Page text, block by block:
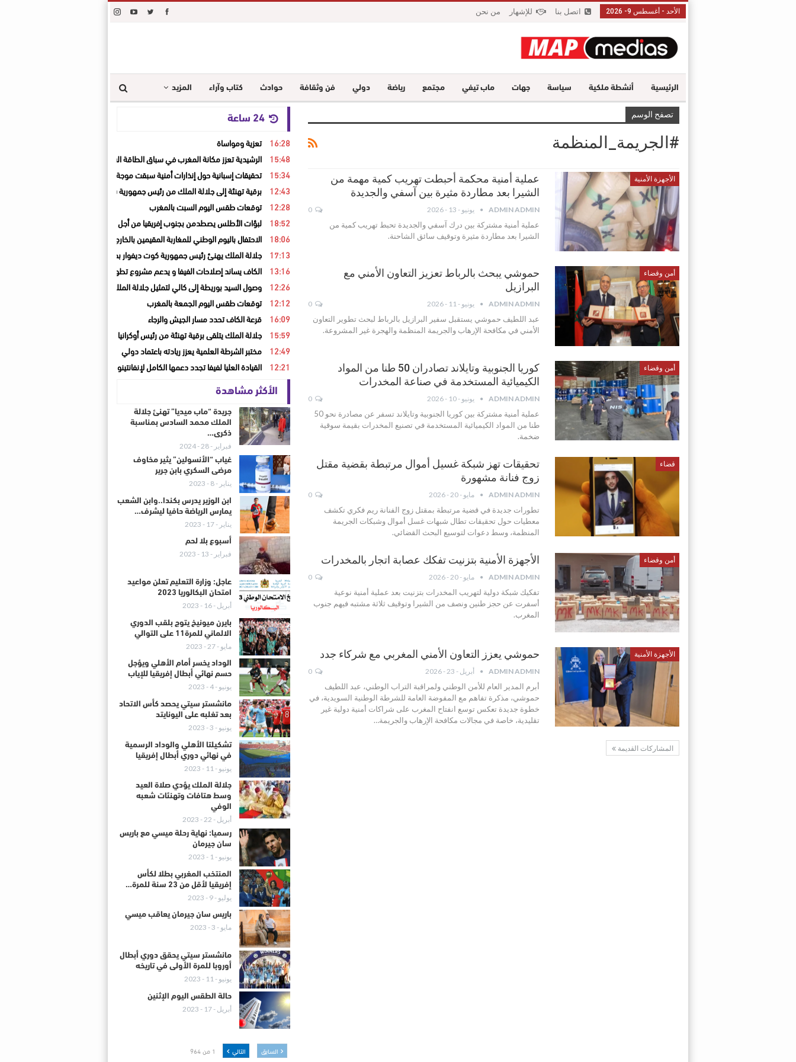
الأحد - أغسطس 9- 2026 اتصل بنا للإشهار من نحن
الرئيسية أنشطة ملكية سياسة جهات ماب تيفي مجتمع رياضة دولي فن وثقافة حوادث كتاب وآراء المزيد
تصفح الوسم
#الجريمة_المنظمة
الأجهزة الأمنية
عملية أمنية محكمة أحبطت تهريب كمية مهمة من
الشيرا بعد مطاردة مثيرة بين آسفي والجديدة
ADMIN ADMIN يونيو - 13 - 2026
عملية أمنية مشتركة بين درك آسفي والجديدة تحبط تهريب كمية من
الشيرا بعد مطاردة مثيرة وتوقيف سائق الشاحنة.
أمن وقضاء
حموشي يبحث بالرباط تعزيز التعاون الأمني مع
البرازيل
ADMIN ADMIN يونيو - 11 - 2026
عبد اللطيف حموشي يستقبل سفير البرازيل بالرباط لبحث تطوير التعاون
الأمني في مكافحة الإرهاب والجريمة المنظمة والهجرة غير المشروعة.
أمن وقضاء
كوريا الجنوبية وتايلاند تصادران 50 طنا من المواد
الكيميائية المستخدمة في صناعة المخدرات
ADMIN ADMIN يونيو - 10 - 2026
عملية أمنية مشتركة بين كوريا الجنوبية وتايلاند تسفر عن مصادرة نحو 50
طنا من المواد الكيميائية المستخدمة في تصنيع المخدرات بقيمة سوقية
ضخمة.
قضاء
تحقيقات تهز شبكة غسيل أموال مرتبطة بقضية مقتل
زوج فنانة مشهورة
ADMIN ADMIN مايو - 20 - 2026
تطورات جديدة في قضية مرتبطة بمقتل زوج الفنانة ريم فكري تكشف
معطيات حول تحقيقات تطال شبهات غسل أموال وشبكات الجريمة
المنظمة، وسط دعوات لتوسيع البحث القضائي.
أمن وقضاء الأجهزة الأمنية بتزنيت تفكك عصابة اتجار بالمخدرات
ADMIN ADMIN مايو - 20 - 2026
تفكيك شبكة دولية لتهريب المخدرات بتزنيت بعد عملية أمنية نوعية
أسفرت عن حجز طنين ونصف من الشيرا وتوقيف ثلاثة مشتبه فيهم جنوب
المغرب.
الأجهزة الأمنية حموشي يعزز التعاون الأمني المغربي مع شركاء جدد
ADMIN ADMIN أبريل - 23 - 2026
أبرم المدير العام للأمن الوطني ولمراقبة التراب الوطني، عبد اللطيف
حموشي، مذكرة تفاهم مع المفوضة العامة للشرطة الوطنية السويدية، في
خطوة جديدة تعكس توسع انفتاح المغرب على شراكات أمنية دولية غير
تقليدية، خاصة في مجالات مكافحة الإرهاب والجريمة…
المشاركات القديمة
16:28 تعزية ومواساة
15:48 الرشيدية تعزز مكانة المغرب في سباق الطاقة الشمسية
15:34 تحقيقات إسبانية حول إنذارات أمنية سبقت موجة العبور الجماعي
12:43 برقية تهنئة إلى جلالة الملك من رئيس جمهورية سنغافورة بمناسبة عيد العرش المجيد
12:28 توقعات طقس اليوم السبت بالمغرب
18:52 لبؤات الأطلس يصطدمن بجنوب إفريقيا من أجل المونديال والثأر القاري
18:06 الاحتفال باليوم الوطني للمغاربة المقيمين بالخارج
17:13 جلالة الملك يهنئ رئيس جمهورية كوت ديفوار بمناسبة العيد الوطني لبلاده
13:16 الكاف يساند إصلاحات الفيفا و يدعم مشروع تطوير الكرة الإفريقية
12:26 وصول السيد بوريطة إلى كالي لتمثيل جلالة الملك في حفل تنصيب الرئيس الكولومبي
12:12 توقعات طقس اليوم الجمعة بالمغرب
16:09 قرعة الكاف تحدد مسار الجيش والرجاء
15:59 جلالة الملك يتلقى برقية تهنئة من رئيس أوكرانيا
12:49 مختبر الشرطة العلمية يعزز ريادته باعتماد دولي
12:21 القيادة العليا لفيفا تجدد دعمها الكامل لإنفانتينو بعد اجتماع الرباط
الأكثر مشاهدة
جريدة “ماب ميديا” تهنئ جلالة
الملك محمد السادس بمناسبة
ذكرى…
فبراير - 28 - 2024
غياب “الأنسولين” يثير مخاوف
مرضى السكري بابن جرير
يناير - 8 - 2023
ابن الوزير يدرس بكندا..وابن الشعب
يمارس الرياضة حافيا ليشرف…
يناير - 17 - 2023
أسبوع بلا لحم
فبراير - 13 - 2023
عاجل: وزارة التعليم تعلن مواعيد
امتحان البكالوريا 2023
أبريل - 16 - 2023
بايرن ميونيخ يتوج بلقب الدوري
الالماني للمرة11 على التوالي
مايو - 27 - 2023
الوداد يخسر أمام الأهلي ويؤجل
حسم نهائي أبطال إفريقيا للإياب
يونيو - 4 - 2023
مانشستر سيتي يحصد كأس الاتحاد
بعد تغلبه على اليونايتد
يونيو - 3 - 2023
تشكيلتا الأهلي والوداد الرسمية
في نهائي دوري أبطال إفريقيا
يونيو - 11 - 2023
جلالة الملك يؤدي صلاة العيد
وسط هتافات وتهنئات شعبه
الوفي
أبريل - 22 - 2023
رسميا: نهاية رحلة ميسي مع باريس
سان جيرمان
يونيو - 1 - 2023
المنتخب المغربي بطلا لكأس
إفريقيا لأقل من 23 سنة للمرة…
يوليو - 9 - 2023
باريس سان جيرمان يعاقب ميسي
مايو - 3 - 2023
مانشستر سيتي يحقق دوري أبطال
أوروبا للمرة الأولى في تاريخه
يونيو - 11 - 2023
حالة الطقس اليوم الإثنين
أبريل - 17 - 2023
السابق التالي 1 من 964